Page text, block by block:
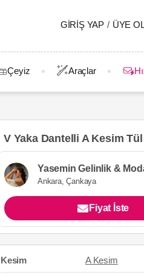
GIRIŞ YAP / ÜYE
Çeyiz Araçlar
V Yaka Dantelli A Kesim
Yasemin Gelinlik &
Ankara, Çankaya
Fiyat İste
Kesim A Kesim